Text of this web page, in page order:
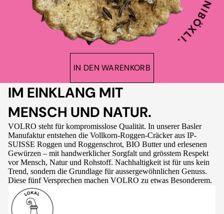
IN DEN WARENKORB
IM EINKLANG MIT
MENSCH UND NATUR.
VOLRO steht für kompromisslose Qualität. In unserer Basler
Manufaktur entstehen die Vollkorn-Roggen-Cräcker aus IP-
SUISSE Roggen und Roggenschrot, BIO Butter und erlesenen
Gewürzen – mit handwerklicher Sorgfalt und grösstem Respekt
vor Mensch, Natur und Rohstoff. Nachhaltigkeit ist für uns kein
Trend, sondern die Grundlage für aussergewöhnlichen Genuss.
Diese fünf Versprechen machen VOLRO zu etwas Besonderem.